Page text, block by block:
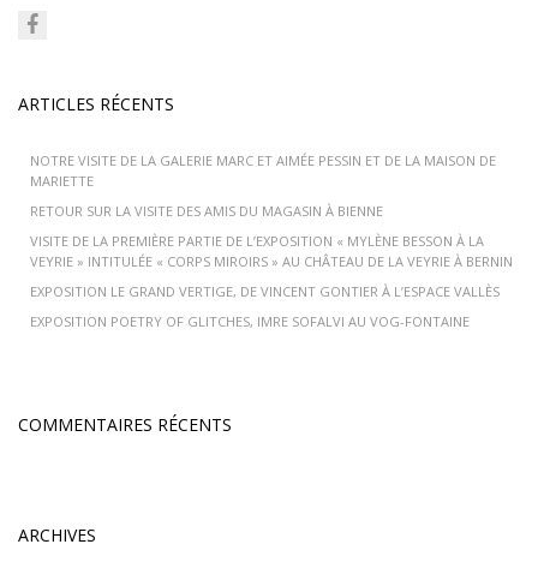
ARTICLES RÉCENTS
NOTRE VISITE DE LA GALERIE MARC ET AIMÉE PESSIN ET DE LA MAISON DE
MARIETTE
RETOUR SUR LA VISITE DES AMIS DU MAGASIN À BIENNE
VISITE DE LA PREMIÈRE PARTIE DE L’EXPOSITION « MYLÈNE BESSON À LA
VEYRIE » INTITULÉE « CORPS MIROIRS » AU CHÂTEAU DE LA VEYRIE À BERNIN
EXPOSITION LE GRAND VERTIGE, DE VINCENT GONTIER À L’ESPACE VALLÈS
EXPOSITION POETRY OF GLITCHES, IMRE SOFALVI AU VOG-FONTAINE
COMMENTAIRES RÉCENTS
ARCHIVES